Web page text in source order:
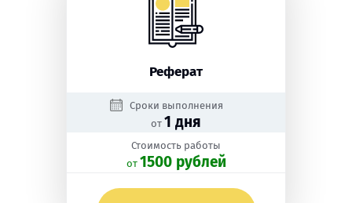
Реферат
Сроки выполнения
от 1 дня
Стоимость работы
oт 1500 рублей